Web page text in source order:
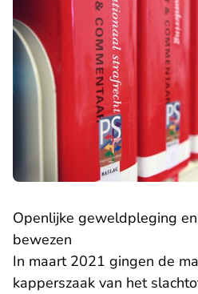
Openlijke geweldpleging
bewezen
In maart 2021 gingen de
kapperszaak van het